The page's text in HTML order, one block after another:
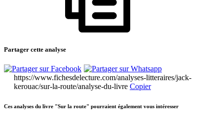
Partager cette analyse
https://www.fichesdelecture.com/analyses-litteraires/jack-
kerouac/sur-la-route/analyse-du-livre Copier
Ces analyses du livre "Sur la route" pourraient également vous intéresser